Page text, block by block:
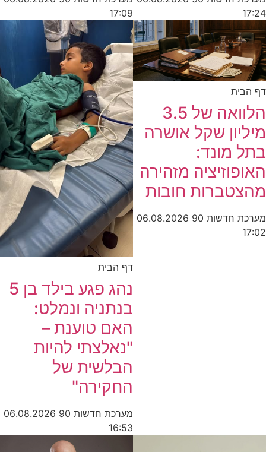
17:24
17:09
דף הבית
הלוואה של 3.5
מיליון שקל אושרה
בתל מונד:
האופוזיציה מזהירה
מהצטברות חובות
מערכת חדשות 90
06.08.2026
17:02
דף הבית
נהג פגע בילד בן 5
בנתניה ונמלט:
האם טוענת –
"נאלצתי להיות
הבלשית של
החקירה"
מערכת חדשות 90
06.08.2026
16:53